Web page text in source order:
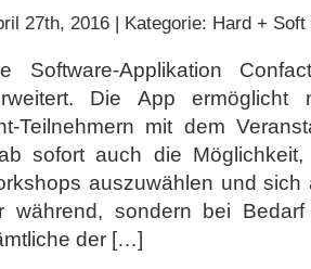
27th, 2016 | Kategorie: Hard + Soft
Software-Applikation
Die App
Teilnehmern mit dem
sofort auch die
auszuwählen und sich
während, sondern bei
der […]